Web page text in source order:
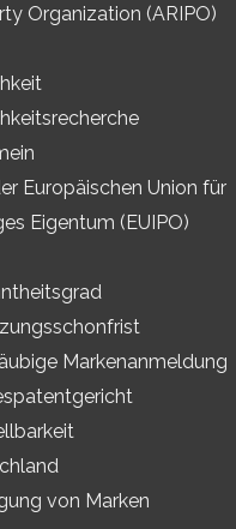
Organization (ARIPO)
Europäischen Union für
Eigentum (EUIPO)
Markenanmeldung
von Marken